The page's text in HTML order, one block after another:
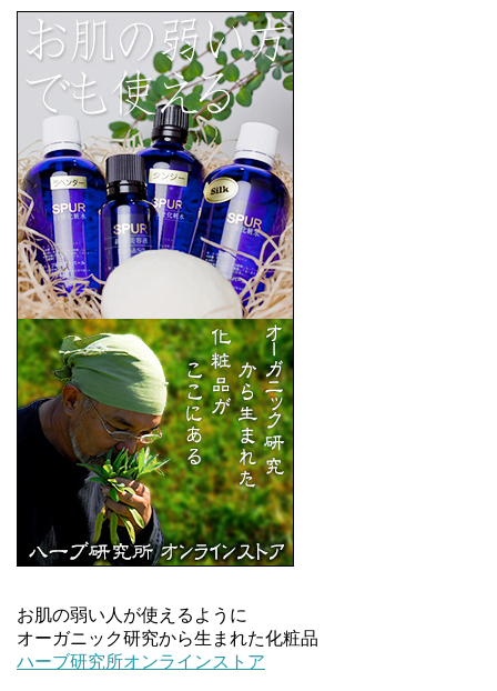
お肌の弱い人が使えるように
オーガニック研究から生まれた化粧品
ハーブ研究所オンラインストア